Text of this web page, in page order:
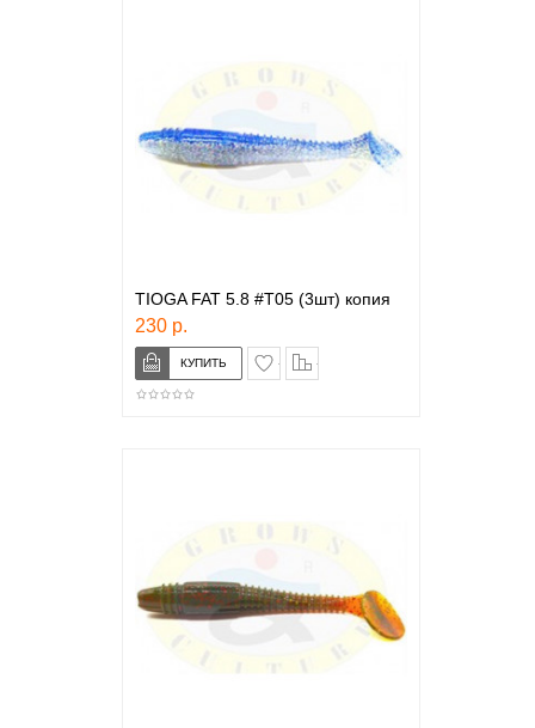
TIOGA FAT 5.8 #Т05 (3шт) копия
230 р.
в закладки